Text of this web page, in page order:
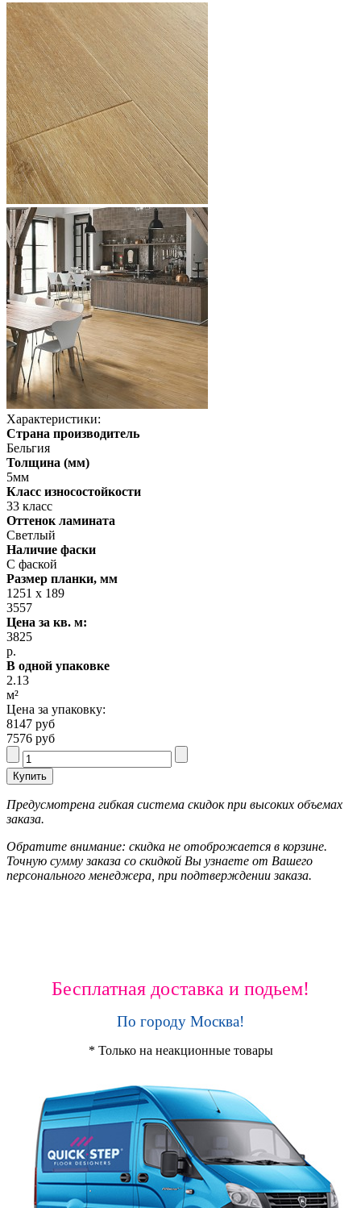
Характеристики:
Страна производитель
Бельгия
Толщина (мм)
5мм
Класс износостойкости
33 класс
Оттенок ламината
Светлый
Наличие фаски
С фаской
Размер планки, мм
1251 x 189
3557
Цена за кв. м:
3825
р.
В одной упаковке
2.13
м²
Цена за упаковку:
8147 руб
7576 руб
Предусмотрена гибкая система скидок при высоких объемах
заказа.
Обратите внимание: скидка не отоброжается в корзине.
Точную сумму заказа со скидкой Вы узнаете от Вашего
персонального менеджера, при подтверждении заказа.
Бесплатная доставка и подьем!
По городу Москва!
* Только на неакционные товары